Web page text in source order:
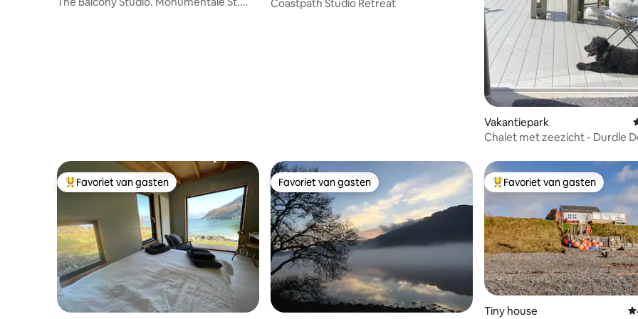
Coastpath Studio Retreat
Vakantiepark
Chalet met zeezicht - Durdle
Topfavoriet van gasten
Favoriet van gasten Favoriet van gasten
Favoriet van gasten Topfavoriet van gasten
Favoriet van gasten
Tiny house